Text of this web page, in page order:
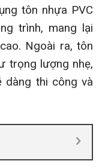
tôn nhựa PVC
trình, mang lại
Ngoài ra, tôn
trọng lượng nhẹ,
dàng thi công và